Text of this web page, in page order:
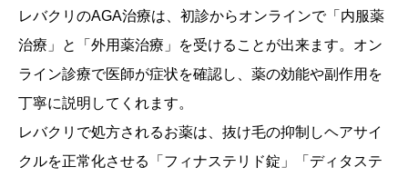
レバクリのAGA治療は、初診からオンラインで「内服薬
治療」と「外用薬治療」を受けることが出来ます。オン
ライン診療で医師が症状を確認し、薬の効能や副作用を
丁寧に説明してくれます。
レバクリで処方されるお薬は、抜け毛の抑制しヘアサイ
クルを正常化させる「フィナステリド錠」「ディタステ